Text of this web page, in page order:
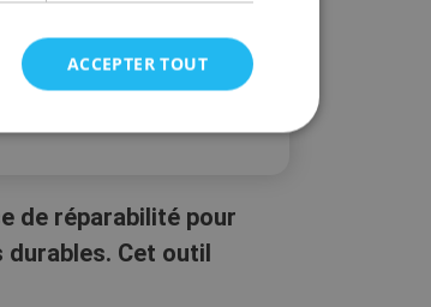
de réparabilité pour
Cet outil
ACCEPTER TOUT